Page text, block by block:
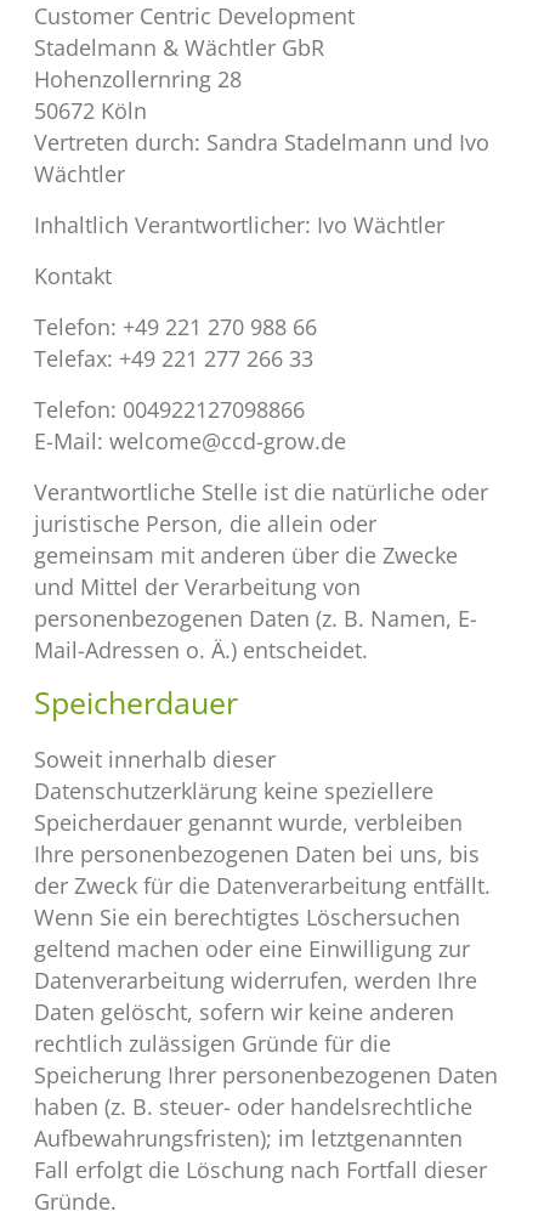
Customer Centric Development
Stadelmann & Wächtler GbR
Hohenzollernring 28
50672 Köln
Vertreten durch: Sandra Stadelmann und Ivo
Wächtler
Inhaltlich Verantwortlicher: Ivo Wächtler
Kontakt
Telefon: +49 221 270 988 66
Telefax: +49 221 277 266 33
Telefon: 004922127098866
E-Mail: welcome@ccd-grow.de
Verantwortliche Stelle ist die natürliche oder
juristische Person, die allein oder
gemeinsam mit anderen über die Zwecke
und Mittel der Verarbeitung von
personenbezogenen Daten (z. B. Namen, E-
Mail-Adressen o. Ä.) entscheidet.
Speicherdauer
Soweit innerhalb dieser
Datenschutzerklärung keine speziellere
Speicherdauer genannt wurde, verbleiben
Ihre personenbezogenen Daten bei uns, bis
der Zweck für die Datenverarbeitung entfällt.
Wenn Sie ein berechtigtes Löschersuchen
geltend machen oder eine Einwilligung zur
Datenverarbeitung widerrufen, werden Ihre
Daten gelöscht, sofern wir keine anderen
rechtlich zulässigen Gründe für die
Speicherung Ihrer personenbezogenen Daten
haben (z. B. steuer- oder handelsrechtliche
Aufbewahrungsfristen); im letztgenannten
Fall erfolgt die Löschung nach Fortfall dieser
Gründe.